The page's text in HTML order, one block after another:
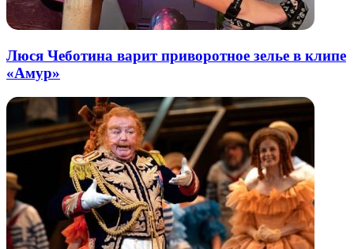
Люся Чеботина варит приворотное зелье в клипе
«Амур»